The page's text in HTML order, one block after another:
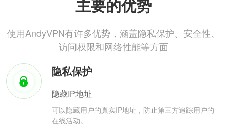
主要的优势
使用AndyVPN有许多优势，涵盖隐私保护、安全性、
访问权限和网络性能等方面
隐私保护
隐藏IP地址
可以隐藏用户的真实IP地址，防止第三方追踪用户的
在线活动。